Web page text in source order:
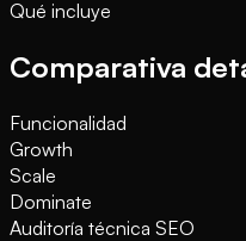
Qué incluye
Comparativa
Funcionalidad
Growth
Scale
Dominate
Auditoría técnica SEO